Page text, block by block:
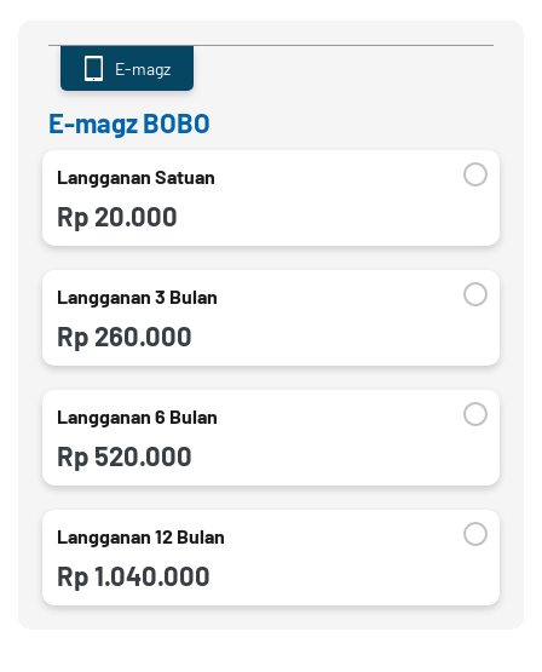
E-magz BOBO
E-magz
Langganan Satuan
Rp 20.000
Langganan 3 Bulan
Rp 260.000
Langganan 6 Bulan
Rp 520.000
Langganan 12 Bulan
Rp 1.040.000